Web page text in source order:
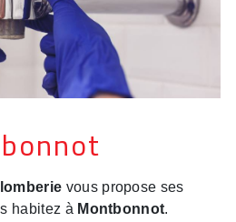
vous propose ses
habitez à Montbonnot.